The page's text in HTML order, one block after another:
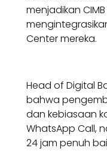
menjadikan
Center mereka.
Head of Digital
bahwa
dan kebiasaan
WhatsApp Call,
24 jam penuh